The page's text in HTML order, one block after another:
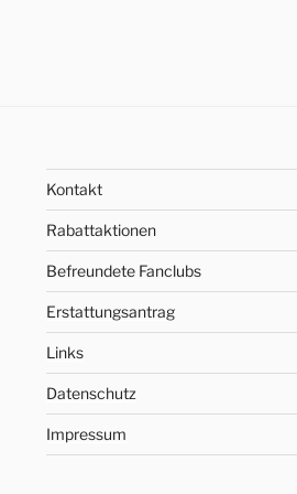
Kontakt
Rabattaktionen
Befreundete Fanclubs
Erstattungsantrag
Links
Datenschutz
Impressum